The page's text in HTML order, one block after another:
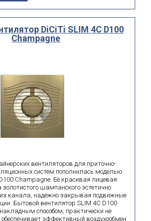
DiCiTi SLIM 4C D100
Champagne
вентиляторов для приточно-
систем пополнилась моделью
Champagne. Её красивая лицевая
золотистого шампанского эстетично
канала, надёжно закрывая подвижные
Бытовой вентилятор SLIM 4C D100
способом, практически не
эффективный воздухообмен